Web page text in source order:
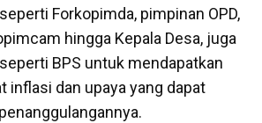
Forkopimda, pimpinan OPD,
hingga Kepala Desa, juga
BPS untuk mendapatkan
inflasi dan upaya yang dapat